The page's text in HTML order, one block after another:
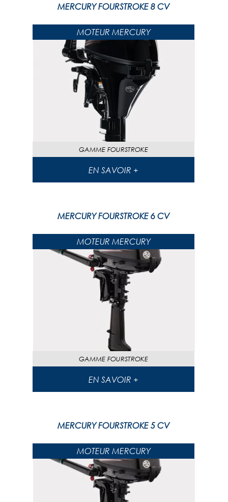
MERCURY FOURSTROKE 8 CV
MOTEUR MERCURY
GAMME FOURSTROKE
EN SAVOIR +
MERCURY FOURSTROKE 6 CV
MOTEUR MERCURY
GAMME FOURSTROKE
EN SAVOIR +
MERCURY FOURSTROKE 5 CV
MOTEUR MERCURY